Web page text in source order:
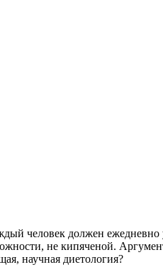
человек должен
не кипяченой.
научная диетология?